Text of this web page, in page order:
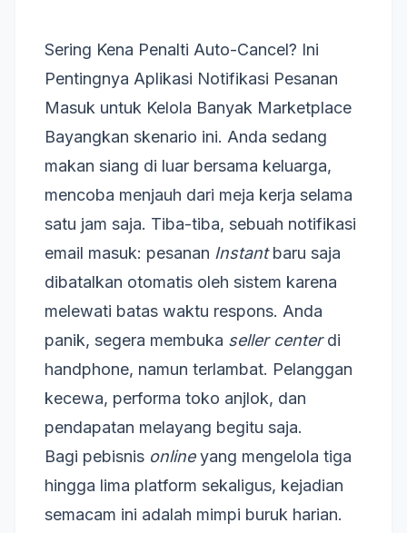
Sering Kena Penalti Auto-Cancel? Ini
Pentingnya Aplikasi Notifikasi Pesanan
Masuk untuk Kelola Banyak Marketplace
Bayangkan skenario ini. Anda sedang
makan siang di luar bersama keluarga,
mencoba menjauh dari meja kerja selama
satu jam saja. Tiba-tiba, sebuah notifikasi
email masuk: pesanan Instantbaru saja
dibatalkan otomatis oleh sistem karena
melewati batas waktu respons. Anda
panik, segera membuka seller centerdi
handphone, namun terlambat. Pelanggan
kecewa, performa toko anjlok, dan
pendapatan melayang begitu saja.
Bagi pebisnis onlineyang mengelola tiga
hingga lima platform sekaligus, kejadian
semacam ini adalah mimpi buruk harian.